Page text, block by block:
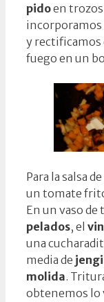
pidoen
incorporamos
y rectificamos
fuego en un
Para la salsa
un tomate
En un vaso
pelados, el
una
media de
molida.
obtenemos lo